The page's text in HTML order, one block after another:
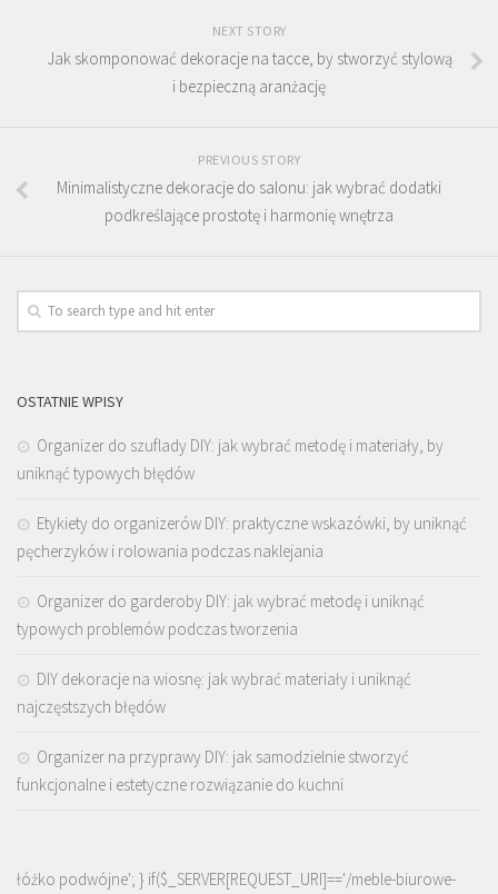
NEXT STORY
Jak skomponować dekoracje na tacce, by stworzyć stylową
i bezpieczną aranżację
PREVIOUS STORY
Minimalistyczne dekoracje do salonu: jak wybrać dodatki
podkreślające prostotę i harmonię wnętrza
OSTATNIE WPISY
Organizer do szuflady DIY: jak wybrać metodę i materiały, by
uniknąć typowych błędów
Etykiety do organizerów DIY: praktyczne wskazówki, by uniknąć
pęcherzyków i rolowania podczas naklejania
Organizer do garderoby DIY: jak wybrać metodę i uniknąć
typowych problemów podczas tworzenia
DIY dekoracje na wiosnę: jak wybrać materiały i uniknąć
najczęstszych błędów
Organizer na przyprawy DIY: jak samodzielnie stworzyć
funkcjonalne i estetyczne rozwiązanie do kuchni
łóżko podwójne'; } if($_SERVER[REQUEST_URI]=='/meble-biurowe-